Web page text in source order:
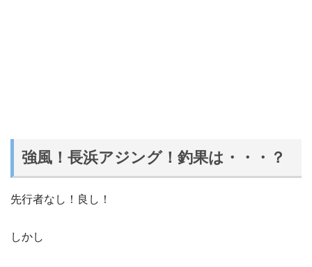
強風！長浜アジング！釣果は・・・？
先行者なし！良し！
しかし